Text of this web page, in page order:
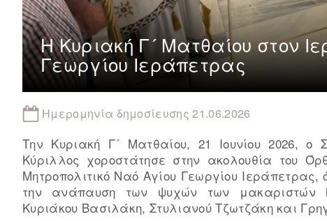
Η Κυριακή Γ´ Ματθαίου στον
Γεωργίου Ιεράπετρας
Ημερομηνία δημοσίευσης 21.06.2026
Την Κυριακή Γ´ Ματθαίου, 21 Ιουνίου 2026, ο
Κύριλλος χοροστάτησε στην ακολουθία του
Μητροπολιτικό Ναό Αγίου Γεωργίου
την ανάπαυση των ψυχών των μακαριστών
Κυριάκου Βασιλάκη, Στυλιανού Τζωτζάκη και